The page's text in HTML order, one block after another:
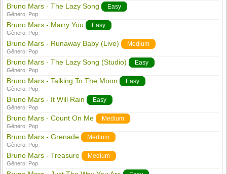
Bruno Mars - The Lazy Song Easy
Gênero: Pop
Bruno Mars - Marry You Easy
Gênero: Pop
Bruno Mars - Runaway Baby (Live) Medium
Gênero: Pop
Bruno Mars - The Lazy Song (Studio) Easy
Gênero: Pop
Bruno Mars - Talking To The Moon Easy
Gênero: Pop
Bruno Mars - It Will Rain Easy
Gênero: Pop
Bruno Mars - Count On Me Medium
Gênero: Pop
Bruno Mars - Grenade Medium
Gênero: Pop
Bruno Mars - Treasure Medium
Gênero: Pop